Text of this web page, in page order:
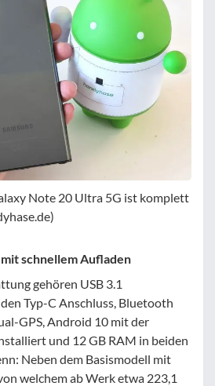
Note 20 Ultra 5G ist komplett
schnellem Aufladen
gehören USB 3.1
Typ-C Anschluss, Bluetooth
GPS, Android 10 mit der
und 12 GB RAM in beiden
Neben dem Basismodell mit
welchem ab Werk etwa 223,1